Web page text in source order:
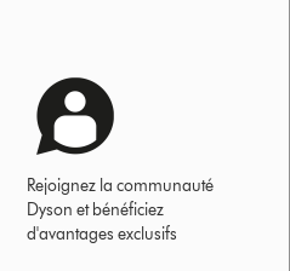
Rejoignez la communauté
Dyson et bénéficiez
d'avantages exclusifs